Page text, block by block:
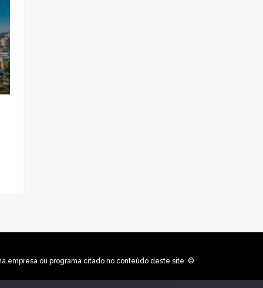
empresa ou programa citado no conteúdo deste site. ©